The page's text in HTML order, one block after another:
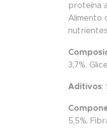
proteína
Alimento
3,7%,
Aditivos:
5,5%,